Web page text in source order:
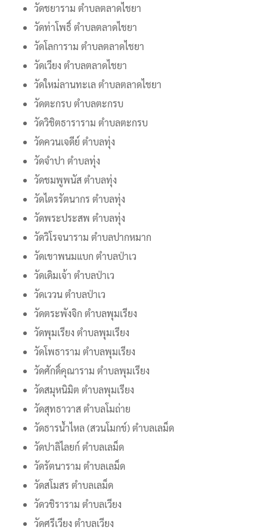
วัดชยาราม ตำบลตลาดไชยา
วัดท่าโพธิ์ ตำบลตลาดไชยา
วัดโลการาม ตำบลตลาดไชยา
วัดเวียง ตำบลตลาดไชยา
วัดใหม่ลานทะเล ตำบลตลาดไชยา
วัดตะกรบ ตำบลตะกรบ
วัดวิชิตธาราราม ตำบลตะกรบ
วัดควนเจดีย์ ตำบลทุ่ง
วัดจำปา ตำบลทุ่ง
วัดชมพูพนัส ตำบลทุ่ง
วัดไตรรัตนากร ตำบลทุ่ง
วัดพระประสพ ตำบลทุ่ง
วัดวิโรจนาราม ตำบลปากหมาก
วัดเขาพนมแบก ตำบลป่าเว
วัดเดิมเจ้า ตำบลป่าเว
วัดเววน ตำบลป่าเว
วัดตระพังจิก ตำบลพุมเรียง
วัดพุมเรียง ตำบลพุมเรียง
วัดโพธาราม ตำบลพุมเรียง
วัดศักดิ์คุณาราม ตำบลพุมเรียง
วัดสมุหนิมิต ตำบลพุมเรียง
วัดสุทธาวาส ตำบลโมถ่าย
วัดธารน้ำไหล (สวนโมกข์) ตำบลเลม็ด
วัดปาลิไลยก์ ตำบลเลม็ด
วัดรัตนาราม ตำบลเลม็ด
วัดสโมสร ตำบลเลม็ด
วัดวชิราราม ตำบลเวียง
วัดศรีเวียง ตำบลเวียง